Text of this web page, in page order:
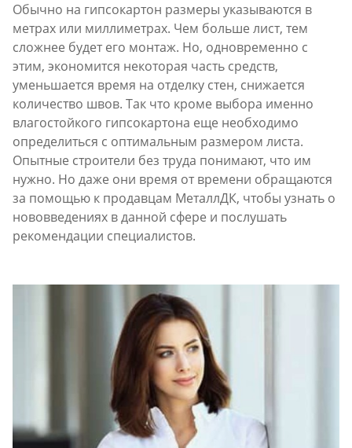
Обычно на гипсокартон размеры указываются в
метрах или миллиметрах. Чем больше лист, тем
сложнее будет его монтаж. Но, одновременно с
этим, экономится некоторая часть средств,
уменьшается время на отделку стен, снижается
количество швов. Так что кроме выбора именно
влагостойкого гипсокартона еще необходимо
определиться с оптимальным размером листа.
Опытные строители без труда понимают, что им
нужно. Но даже они время от времени обращаются
за помощью к продавцам МеталлДК, чтобы узнать о
нововведениях в данной сфере и послушать
рекомендации специалистов.